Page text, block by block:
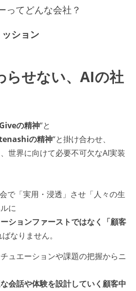
ってどんな会社？
ション
らせない、AIの社
の精神“と
の精神“と掛け合わせ、
世界に向けて必要不可欠なAI実装
で「実用・浸透」させ「人々の生
に
ションファーストではなく「顧客
なりません。
ュエーションや課題の把握からニ
会話や体験を設計していく顧客中